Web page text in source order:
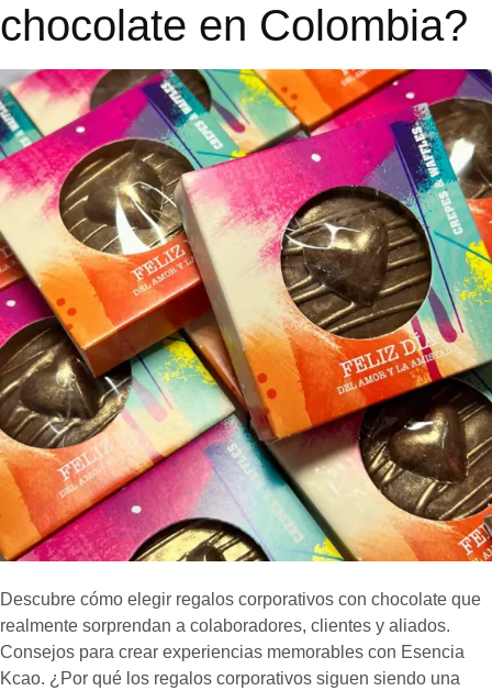
chocolate en Colombia?
Descubre cómo elegir regalos corporativos con chocolate que
realmente sorprendan a colaboradores, clientes y aliados.
Consejos para crear experiencias memorables con Esencia
Kcao. ¿Por qué los regalos corporativos siguen siendo una